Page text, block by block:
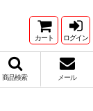
カート ログイン
商品検索 メール